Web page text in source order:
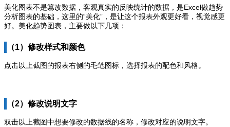
美化图表不是篡改数据，客观真实的反映统计的数据，是Excel做趋势
分析图表的基础，这里的“美化”，是让这个报表外观更好看，视觉感更
好。美化趋势图表，主要做以下几项：
（1）修改样式和颜色
点击以上截图的报表右侧的毛笔图标，选择报表的配色和风格。
（2）修改说明文字
双击以上截图中想要修改的数据线的名称，修改对应的说明文字。